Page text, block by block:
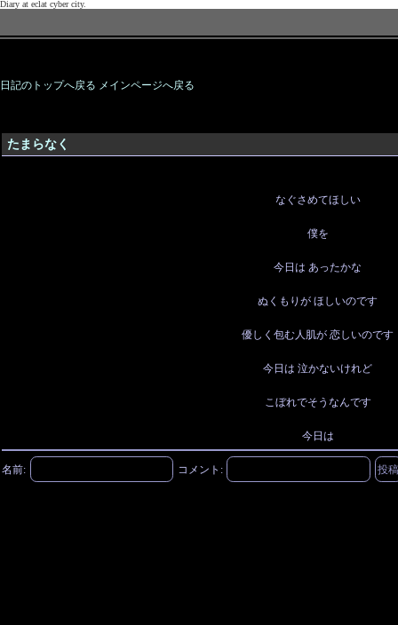
日記のトップへ戻る メインページへ戻る
たまらなく
なぐさめてほしい
僕を
今日は あったかな
ぬくもりが ほしいのです
優しく包む人肌が 恋しいのです
今日は 泣かないけれど
こぼれでそうなんです
今日は
名前: コメント: